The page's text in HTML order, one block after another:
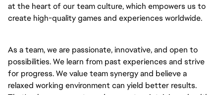
at the heart of our team culture, which empowers us to
create high-quality games and experiences worldwide.
As a team, we are passionate, innovative, and open to
possibilities. We learn from past experiences and strive
for progress. We value team synergy and believe a
relaxed working environment can yield better results.